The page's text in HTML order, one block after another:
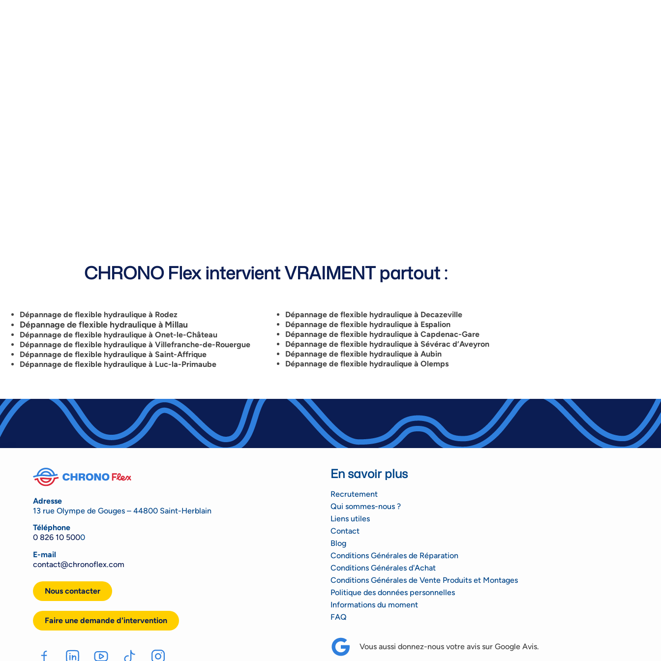
CHRONO Flex intervient VRAIMENT partout :
Dépannage de flexible hydraulique à Rodez
Dépannage de flexible hydraulique à Millau
Dépannage de flexible hydraulique à Onet-le-Château
Dépannage de flexible hydraulique à Villefranche-de-Rouergue
Dépannage de flexible hydraulique à Saint-Affrique
Dépannage de flexible hydraulique à Luc-la-Primaube
Dépannage de flexible hydraulique à Decazeville
Dépannage de flexible hydraulique à Espalion
Dépannage de flexible hydraulique à Capdenac-Gare
Dépannage de flexible hydraulique à Sévérac d’Aveyron
Dépannage de flexible hydraulique à Aubin
Dépannage de flexible hydraulique à Olemps
Adresse
13 rue Olympe de Gouges – 44800 Saint-Herblain
Téléphone
0 826 10 5000
E-mail
contact@chronoflex.com
Nous contacter
Faire une demande d'intervention
En savoir plus
Recrutement
Qui sommes-nous ?
Liens utiles
Contact
Blog
Conditions Générales de Réparation
Conditions Générales d'Achat
Conditions Générales de Vente Produits et Montages
Politique des données personnelles
Informations du moment
FAQ
Vous aussi donnez-nous votre avis sur Google Avis.